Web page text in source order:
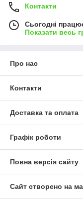
Контакти
Сьогодні
Показати весь
Про нас
Контакти
Доставка та оплата
Графік роботи
Повна версія сайту
Сайт створено на